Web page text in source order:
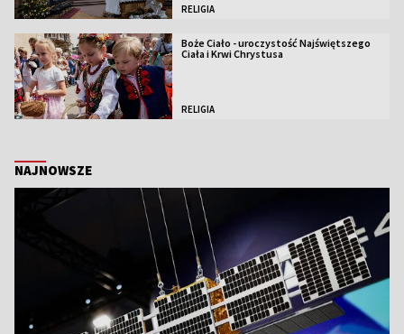
RELIGIA
Boże Ciało - uroczystość Najświętszego
Ciała i Krwi Chrystusa
RELIGIA
NAJNOWSZE